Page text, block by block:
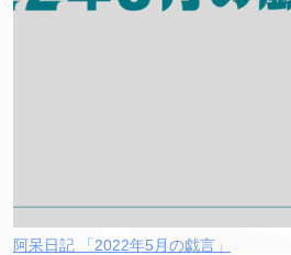
阿呆日記 「2022年5月の戯言」